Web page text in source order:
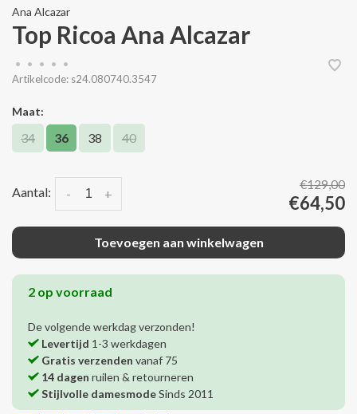
Ana Alcazar
Top Ricoa Ana Alcazar
• • • •
•
Artikelcode: s24.080740.3547
Maat:
34 36 38 40
Aantal: +
-
€129,00
€64,50
Toevoegen aan winkelwagen
2 op voorraad
De volgende werkdag verzonden!
Levertijd 1-3 werkdagen
Gratis verzenden vanaf 75
14 dagen ruilen & retourneren
Stijlvolle damesmodeSinds 2011